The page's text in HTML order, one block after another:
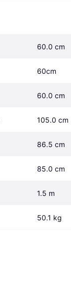
60.0 cm
60cm
60.0 cm
105.0 cm
86.5 cm
85.0 cm
1.5 m
50.1 kg